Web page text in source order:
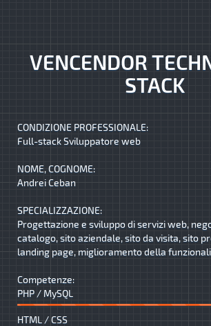
VENCENDOR
STACK
CONDIZIONE PROFESSIONALE:
Full-stack Sviluppatore web
NOME, COGNOME:
Andrei Ceban
SPECIALIZZAZIONE:
Progettazione e sviluppo di servizi web,
catalogo, sito aziendale, sito da visita, sito
landing page, miglioramento della
Competenze:
PHP / MySQL
HTML / CSS